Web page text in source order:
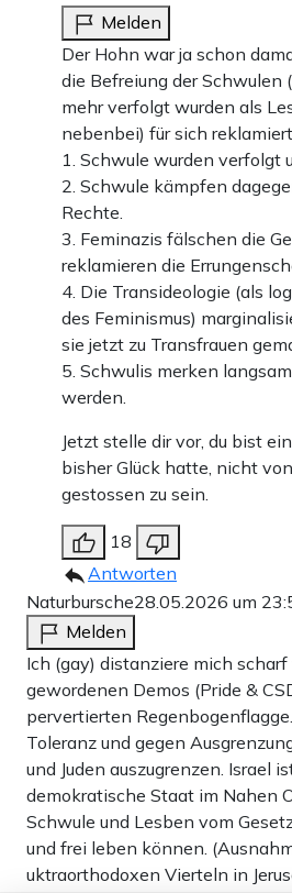
Melden
Der Hohn war ja schon
die Befreiung der Schwulen
mehr verfolgt wurden als
nebenbei) für sich
1. Schwule wurden verfolgt
2. Schwule kämpfen
Rechte.
3. Feminazis fälschen die
reklamieren die
4. Die Transideologie (als
des Feminismus)
sie jetzt zu Transfrauen
5. Schwulis merken
werden.
Jetzt stelle dir vor, du bist
bisher Glück hatte, nicht
gestossen zu sein.
18
Antworten
Naturbursche28.05.2026 um
Melden
Ich (gay) distanziere mich
gewordenen Demos (Pride &
pervertierten
Toleranz und gegen
und Juden auszugrenzen. Israel
demokratische Staat im Nahen
Schwule und Lesben vom
und frei leben können.
uktraorthodoxen Vierteln in